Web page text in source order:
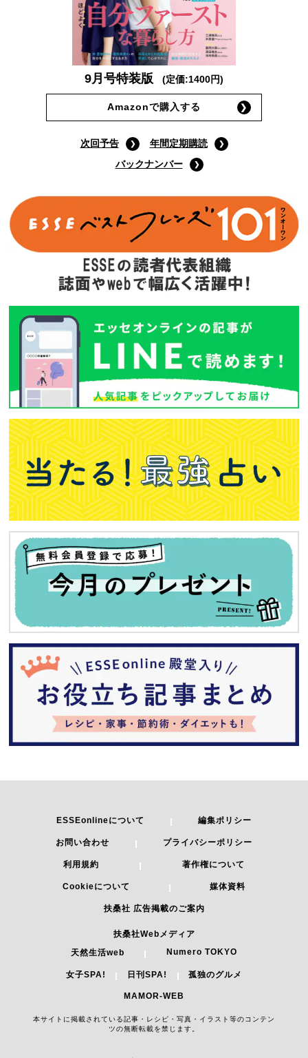
9月号特装版 (定価:1400円)
Amazonで購入する
次回予告
年間定期購読
バックナンバー
ESSEonlineについて 編集ポリシー
お問い合わせ プライバシーポリシー
利用規約 著作権について
Cookieについて 媒体資料
扶桑社 広告掲載のご案内
扶桑社Webメディア
天然生活web
Numero TOKYO
女子SPA! 日刊SPA! 孤独のグルメ
MAMOR-WEB
本サイトに掲載されている記事・レシピ・写真・イラスト等のコンテン
ツの無断転載を禁じます。